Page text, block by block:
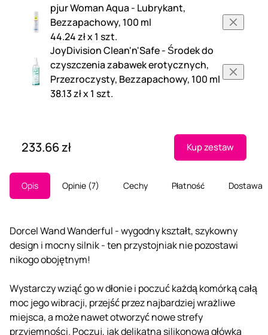
pjur Woman Aqua - Lubrykant,
Bezzapachowy, 100 ml
44.24 zł x 1 szt.
JoyDivision Clean'n'Safe - Środek do
czyszczenia zabawek erotycznych,
Przezroczysty, Bezzapachowy, 100 ml
38.13 zł x 1 szt.
233.66 zł Kup zestaw
Opis Opinie 7 Cechy Płatność Dostawa
Dorcel Wand Wanderful - wygodny kształt, szykowny
design i mocny silnik - ten przystojniak nie pozostawi
nikogo obojętnym!
Wystarczy wziąć go w dłonie i poczuć każdą komórką całą
moc jego wibracji, przejść przez najbardziej wrażliwe
miejsca, a może nawet otworzyć nowe strefy
przyjemności. Poczuj, jak delikatna silikonowa główka